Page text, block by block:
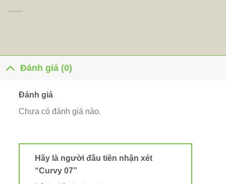
Đánh giá (0)
Đánh giá
Chưa có đánh giá nào.
Hãy là người đầu tiên nhận xét
“Curvy 07”